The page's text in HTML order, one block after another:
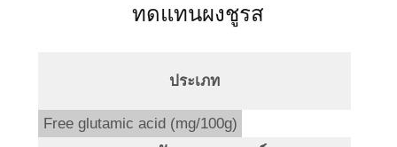
ทดแทนผงชูรส
ประเภท
Free glutamic acid (mg/100g)